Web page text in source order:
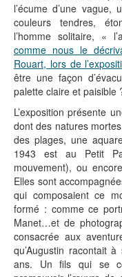
l’écume d’une
couleurs tendres,
l’homme solitaire, «
comme nous le
Rouart, lors de
être une façon
palette claire et paisible
L’exposition présente
dont des natures
des plages, une
1943 est au Petit
mouvement), ou
Elles sont
qui composaient ce
formé : comme ce
Manet…et de
consacrée aux
qu’Augustin racontait
ans. Un fils qui se